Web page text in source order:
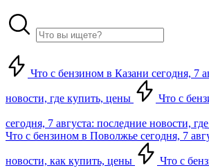
Что с бензином в Казани сегодня, 7
новости, где купить, цены Что с
сегодня, 7 августа: последние новости,
Что с бензином в Поволжье сегодня, 7
новости, как купить, цены Что с